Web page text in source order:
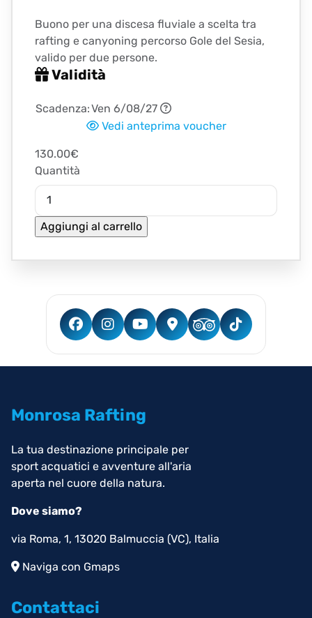
Buono per una discesa fluviale a scelta tra
rafting e canyoning percorso Gole del Sesia,
valido per due persone.
Validità
Scadenza:Ven 6/08/27
Vedi anteprima voucher
130.00€
Quantità
Monrosa Rafting
La tua destinazione principale per
sport acquatici e avventure all'aria
aperta nel cuore della natura.
Dove siamo?
via Roma, 1, 13020 Balmuccia (VC), Italia
Naviga con Gmaps
Contattaci